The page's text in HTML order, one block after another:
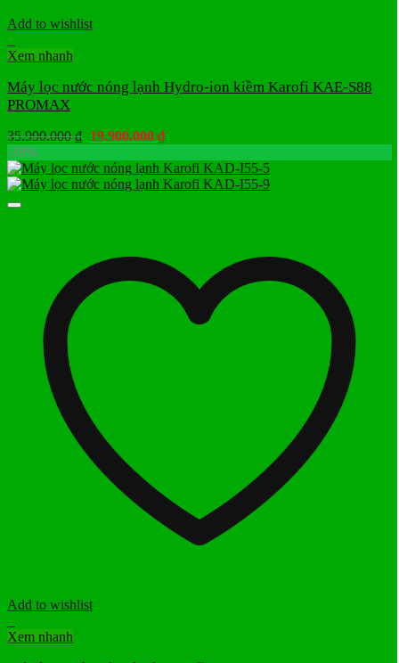
Add to wishlist
+
Xem nhanh
Máy lọc nước nóng lạnh Hydro-ion kiềm Karofi KAE-S88
PROMAX
35.990.000₫ Giá
là:
35.990.000 ₫.
19.900.000 ₫Giá
tại
là:
-39%
Add to wishlist
+
Xem nhanh